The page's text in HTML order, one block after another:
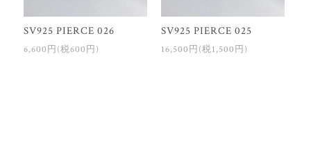
SV925 PIERCE 026
6,600円(税600円)
SV925 PIERCE 025
16,500円(税1,500円)